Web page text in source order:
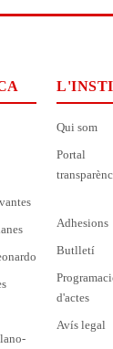
Qui som
Portal
Adhesions
Butlletí
d'actes
Avís legal